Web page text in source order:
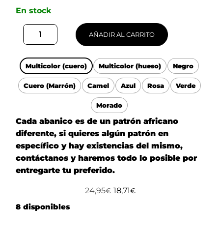
En stock
AÑADIR AL CARRITO
Multicolor (cuero) Multicolor (hueso) Negro
Cuero (Marrón) Camel Azul Rosa Verde
Morado
Cada abanico es de un patrón africano
diferente, si quieres algún patrón en
específico y hay existencias del mismo,
contáctanos y haremos todo lo posible por
entregarte tu preferido.
24,95€ 18,71€
8 disponibles